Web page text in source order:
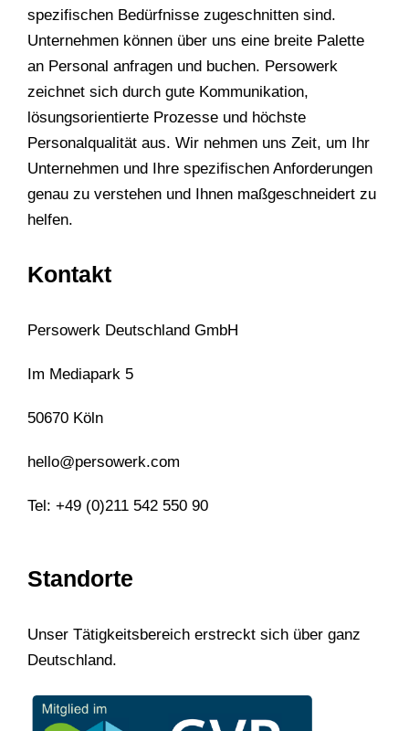
spezifischen Bedürfnisse zugeschnitten sind.
Unternehmen können über uns eine breite Palette
an Personal anfragen und buchen. Persowerk
zeichnet sich durch gute Kommunikation,
lösungsorientierte Prozesse und höchste
Personalqualität aus. Wir nehmen uns Zeit, um Ihr
Unternehmen und Ihre spezifischen Anforderungen
genau zu verstehen und Ihnen maßgeschneidert zu
helfen.
Kontakt
Persowerk Deutschland GmbH
Im Mediapark 5
50670 Köln
hello@persowerk.com
Tel: +49 (0)211 542 550 90
Standorte
Unser Tätigkeitsbereich erstreckt sich über ganz
Deutschland.